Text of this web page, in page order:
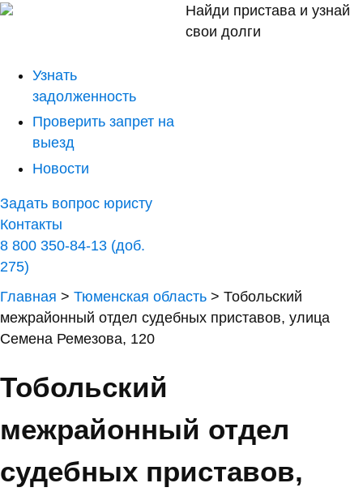
Найди пристава и узнай
свои долги
Узнать
задолженность
Проверить запрет на
выезд
Новости
Задать вопрос юристу
Контакты
8 800 350-84-13 (доб.
275)
Главная > Тюменская область > Тобольский
межрайонный отдел судебных приставов, улица
Семена Ремезова, 120
Тобольский
межрайонный отдел
судебных приставов,